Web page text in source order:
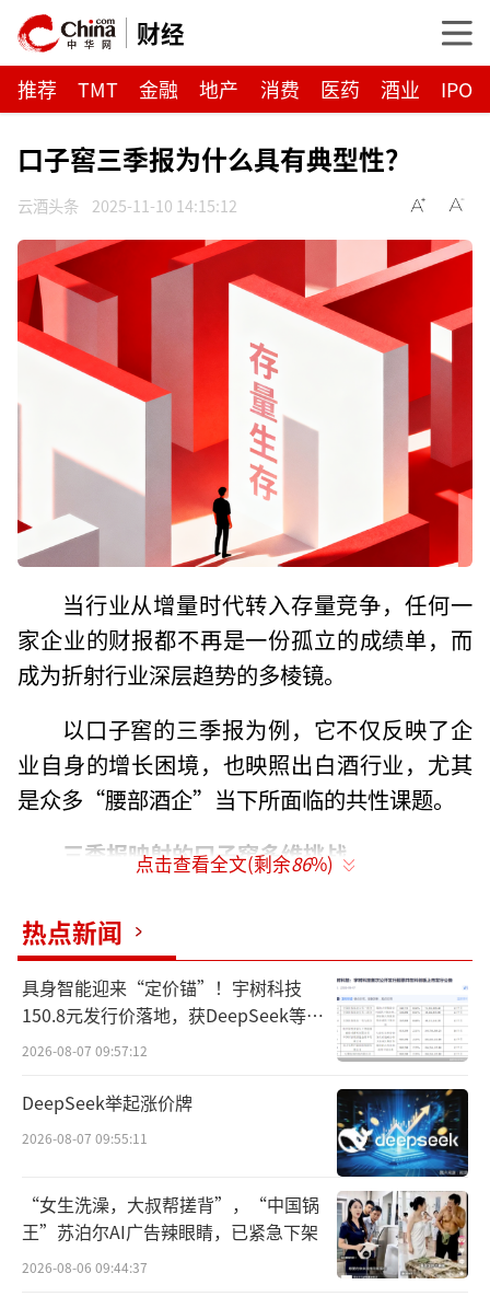
财经
推荐 TMT 金融 地产 消费 医药 酒业 IPO
口子窖三季报为什么具有典型性？
云酒头条 2025-11-10 14:15:12
当行业从增量时代转入存量竞争，任何一
家企业的财报都不再是一份孤立的成绩单，而
成为折射行业深层趋势的多棱镜。
以口子窖的三季报为例，它不仅反映了企
业自身的增长困境，也映照出白酒行业，尤其
是众多“腰部酒企”当下所面临的共性课题。
三季报映射的口子窖多维挑战
实现营业收入31.74亿元，同比下降27.24%；
归母净利润7.42亿元，同比下降43.39%。
其中第三季度的业绩波动尤为显著，单季
归母净利润仅2696.51万元，同比下滑92.5
5%。
进一步拆解数据可以发现，口子窖在多个
维度上都面临挑战。
首先，“两降一升”的产品格局凸显出结
构调整的迫切性。
点击查看全文(剩余86%)
热点新闻
具身智能迎来“定价锚”！宇树科技
150.8元发行价落地，获DeepSeek等豪
华战配加持
2026-08-07 09:57:12
DeepSeek举起涨价牌
2026-08-07 09:55:11
“女生洗澡，大叔帮搓背”，“中国锅
王”苏泊尔AI广告辣眼睛，已紧急下架
2026-08-06 09:44:37